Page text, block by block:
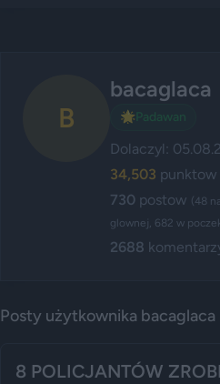
B
bacaglaca
🌟Padawan
Dolaczyl:
34,503 punktow
730 postow (48 na
glownej, 682 w
2688
Posty użytkownika bacaglaca
8 POLICJANTÓW